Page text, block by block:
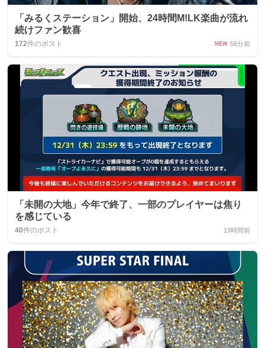
「みるくステーション」開始、24時間M!LK楽曲が流れ
続けファン歓喜
172件のポスト NEW 56分前
「未開の大地」今年で終了、一部のプレイヤーは焦り
を感じている
40件のポスト 19時間前